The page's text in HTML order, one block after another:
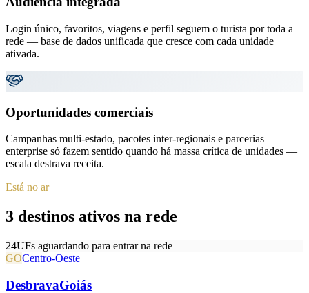
Login único, favoritos, viagens e perfil seguem o turista por toda a
rede — base de dados unificada que cresce com cada unidade
ativada.
Oportunidades comerciais
Campanhas multi-estado, pacotes inter-regionais e parcerias
enterprise só fazem sentido quando há massa crítica de unidades —
escala destrava receita.
Está no ar
3 destinos ativos na rede
24UFs aguardando para entrar na rede
GOCentro-Oeste
DesbravaGoiás